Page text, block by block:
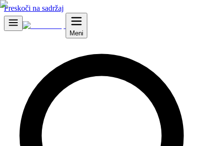
Preskoči na sadržaj
Meni